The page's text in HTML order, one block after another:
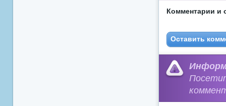
Комментарии и
Оставить